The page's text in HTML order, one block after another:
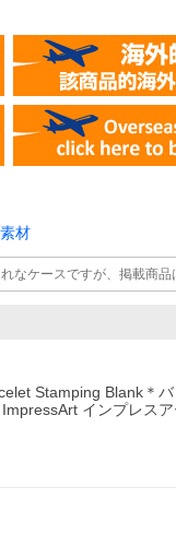
材
れなケースですが、掲載商
キャンセルとなりますの
Stamping Blank＊
インプレスア